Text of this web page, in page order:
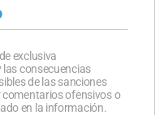
exclusiva
consecuencias
de las sanciones
comentarios ofensivos o
en la información.